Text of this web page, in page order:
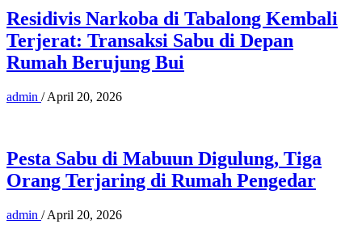
Residivis Narkoba di Tabalong Kembali
Terjerat: Transaksi Sabu di Depan
Rumah Berujung Bui
admin / April 20, 2026
Pesta Sabu di Mabuun Digulung, Tiga
Orang Terjaring di Rumah Pengedar
admin / April 20, 2026